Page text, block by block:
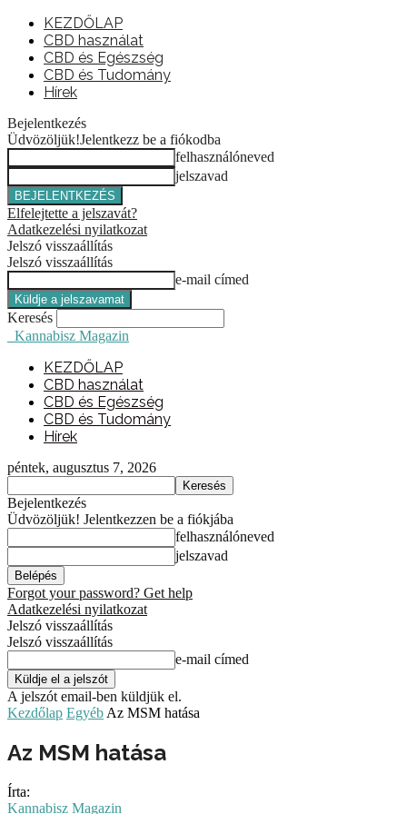
KEZDŐLAP
CBD használat
CBD és Egészség
CBD és Tudomány
Hírek
Bejelentkezés
Üdvözöljük!Jelentkezz be a fiókodba
felhasználóneved
jelszavad
Elfelejtette a jelszavát?
Adatkezelési nyilatkozat
Jelszó visszaállítás
Jelszó visszaállítás
e-mail címed
Keresés
Kannabisz Magazin
KEZDŐLAP
CBD használat
CBD és Egészség
CBD és Tudomány
Hírek
péntek, augusztus 7, 2026
Bejelentkezés
Üdvözöljük! Jelentkezzen be a fiókjába
felhasználóneved
jelszavad
Forgot your password? Get help
Adatkezelési nyilatkozat
Jelszó visszaállítás
Jelszó visszaállítás
e-mail címed
A jelszót email-ben küldjük el.
Kezdőlap Egyéb Az MSM hatása
Az MSM hatása
Írta:
Kannabisz Magazin